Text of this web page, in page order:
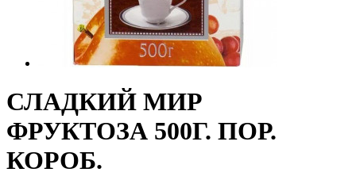
СЛАДКИЙ МИР
ФРУКТОЗА 500Г. ПОР.
КОРОБ.